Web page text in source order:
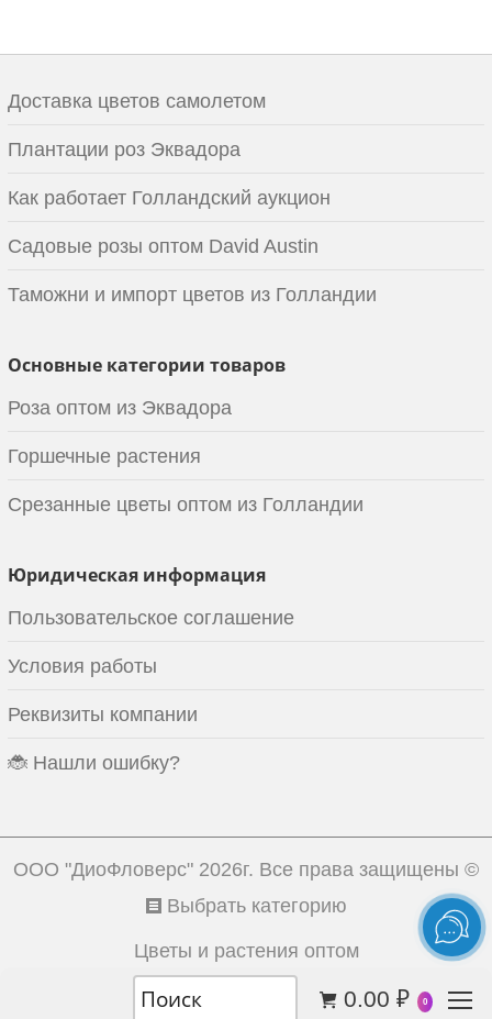
0.00 ₽ 0
Доставка цветов самолетом
Плантации роз Эквадора
Как работает Голландский аукцион
Садовые розы оптом David Austin
Таможни и импорт цветов из Голландии
Основные категории товаров
Роза оптом из Эквадора
Горшечные растения
Срезанные цветы оптом из Голландии
Юридическая информация
Пользовательское соглашение
Условия работы
Реквизиты компании
🐞 Нашли ошибку?
ООО "ДиоФловерс" 2026г. Все права защищены ©
Выбрать категорию
Цветы и растения оптом